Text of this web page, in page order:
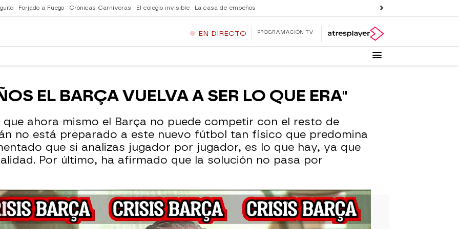
Forjado a Fuego Crónicas Carnívoras El colegio invisible La casa de empeños
EN DIRECTO PROGRAMACIÓN TV
EL BARÇA VUELVA A SER LO QUE ERA"
ahora mismo el Barça no puede competir con el resto de
no está preparado a este nuevo fútbol tan físico que predomina
que si analizas jugador por jugador, es lo que hay, ya que
Por último, ha afirmado que la solución no pasa por